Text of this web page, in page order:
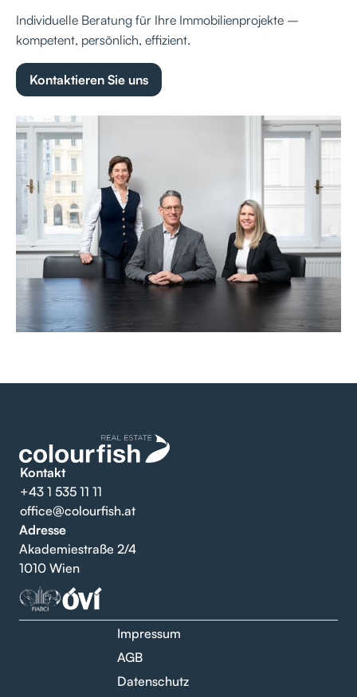
Individuelle Beratung für Ihre Immobilienprojekte –
kompetent, persönlich, effizient.
Kontaktieren Sie uns
Kontakt
+43 1 535 11 11
office@colourfish.at
Adresse
Akademiestraße 2/4
1010 Wien
Impressum
AGB
Datenschutz